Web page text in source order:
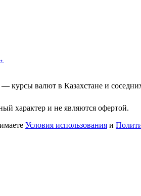
валют в Казахстане и
характер и не являются офертой.
Условия использования и